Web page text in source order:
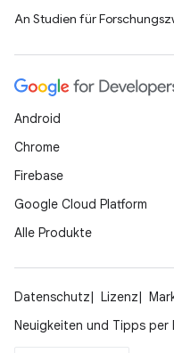
An Studien für
Android
Chrome
Firebase
Google Cloud Platform
Alle Produkte
Datenschutz Lizenz
Neuigkeiten und Tipps per